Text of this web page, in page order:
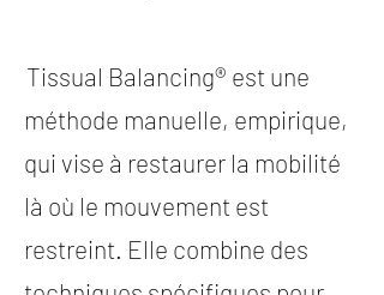
Tissual Balancing® est une
méthode manuelle, empirique,
qui vise à restaurer la mobilité
là où le mouvement est
restreint. Elle combine des